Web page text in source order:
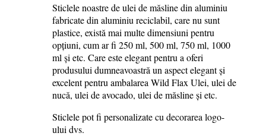
Sticlele noastre de ulei de măsline din aluminiu
fabricate din aluminiu reciclabil, care nu sunt
plastice, există mai multe dimensiuni pentru
opțiuni, cum ar fi 250 ml, 500 ml, 750 ml, 1000
ml și etc. Care este elegant pentru a oferi
produsului dumneavoastră un aspect elegant și
excelent pentru ambalarea Wild Flax Ulei, ulei de
nucă, ulei de avocado, ulei de măsline și etc.
Sticlele pot fi personalizate cu decorarea logo-
ului dvs.